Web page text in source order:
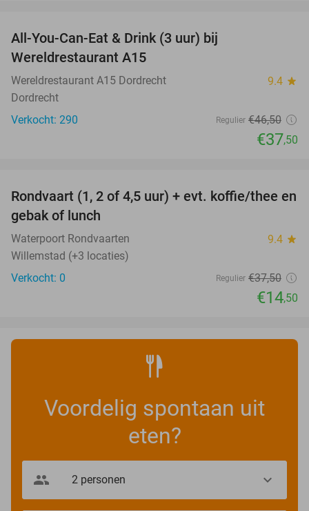
All-You-Can-Eat & Drink (3 uur) bij
Wereldrestaurant A15
Wereldrestaurant A15 Dordrecht 9.4 star
Dordrecht
Verkocht: 290
Regulier €46,50
€37,50
61%
TODAY
Rondvaart (1, 2 of 4,5 uur) + evt. koffie/thee en
gebak of lunch
Waterpoort Rondvaarten 9.4 star
Willemstad (+3 locaties)
Verkocht: 0
Regulier €37,50
€14,50
Voordelig spontaan uit
eten?